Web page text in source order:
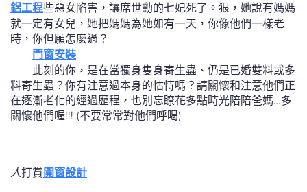
鋁工程些惡女陷害，讓席世勳的七妃死了。狠，她說有媽媽
就一定有女兒，她把媽媽為她如有一天，你像他們一樣老
時，你但願怎麼過？
門窗安裝
此刻的你，是在當獨身隻身寄生蟲、仍是已婚雙料或多
料寄生蟲？你有注意過本身的怙恃嗎？請關懷和注意他們正
在逐漸老化的經過歷程，也別忘瞭花多點時光陪陪爸媽…多
關懷他們喔!!! (不要常常對他們呼喝)
人打賞 開窗設計